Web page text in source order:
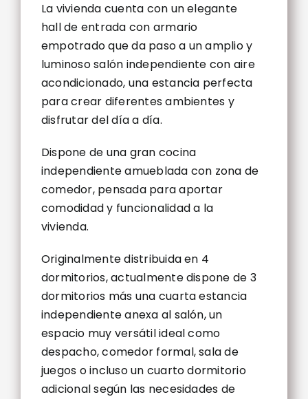
La vivienda cuenta con un elegante
hall de entrada con armario
empotrado que da paso a un amplio y
luminoso salón independiente con aire
acondicionado, una estancia perfecta
para crear diferentes ambientes y
disfrutar del día a día.
Dispone de una gran cocina
independiente amueblada con zona de
comedor, pensada para aportar
comodidad y funcionalidad a la
vivienda.
Originalmente distribuida en 4
dormitorios, actualmente dispone de 3
dormitorios más una cuarta estancia
independiente anexa al salón, un
espacio muy versátil ideal como
despacho, comedor formal, sala de
juegos o incluso un cuarto dormitorio
adicional según las necesidades de